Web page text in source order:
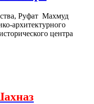
Руфат Махмуд
архитектурного
центра